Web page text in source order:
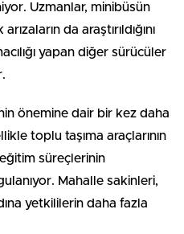
Uzmanlar, minibüsün
da araştırıldığını
yapan diğer sürücüler
önemine dair bir kez daha
toplu taşıma araçlarının
süreçlerinin
Mahalle sakinleri,
yetkililerin daha fazla